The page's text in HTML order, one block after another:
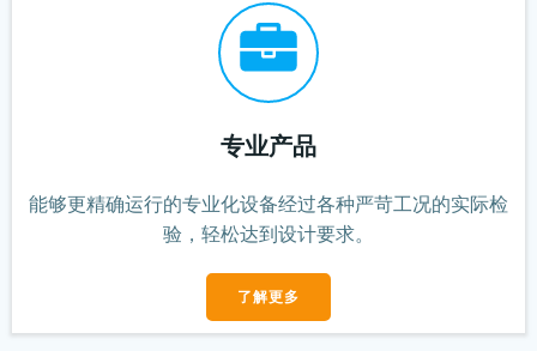
专业产品
能够更精确运行的专业化设备经过各种严苛工况的实际检
验，轻松达到设计要求。
了解更多